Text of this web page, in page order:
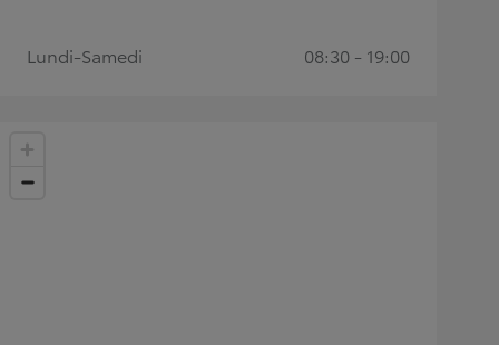
Lundi-Samedi 08:30 - 19:00